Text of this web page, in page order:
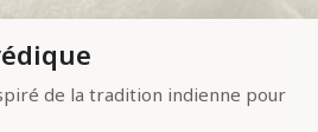
de la tradition indienne pour